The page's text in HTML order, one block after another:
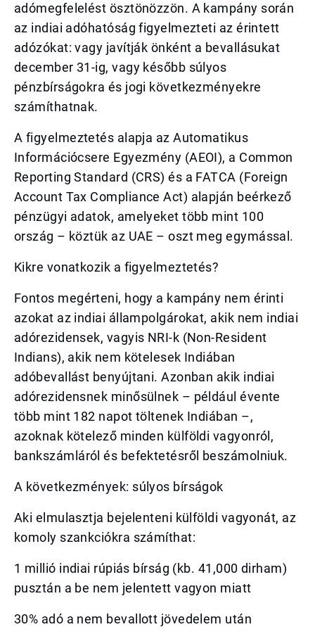
adómegfelelést ösztönözzön. A kampány során
az indiai adóhatóság figyelmezteti az érintett
adózókat: vagy javítják önként a bevallásukat
december 31-ig, vagy később súlyos
pénzbírságokra és jogi következményekre
számíthatnak.
A figyelmeztetés alapja az Automatikus
Információcsere Egyezmény (AEOI), a Common
Reporting Standard (CRS) és a FATCA (Foreign
Account Tax Compliance Act) alapján beérkező
pénzügyi adatok, amelyeket több mint 100
ország – köztük az UAE – oszt meg egymással.
Kikre vonatkozik a figyelmeztetés?
Fontos megérteni, hogy a kampány nem érinti
azokat az indiai állampolgárokat, akik nem indiai
adórezidensek, vagyis NRI-k (Non-Resident
Indians), akik nem kötelesek Indiában
adóbevallást benyújtani. Azonban akik indiai
adórezidensnek minősülnek – például évente
több mint 182 napot töltenek Indiában –,
azoknak kötelező minden külföldi vagyonról,
bankszámláról és befektetésről beszámolniuk.
A következmények: súlyos bírságok
Aki elmulasztja bejelenteni külföldi vagyonát, az
komoly szankciókra számíthat:
1 millió indiai rúpiás bírság (kb. 41,000 dirham)
pusztán a be nem jelentett vagyon miatt
30% adó a nem bevallott jövedelem után